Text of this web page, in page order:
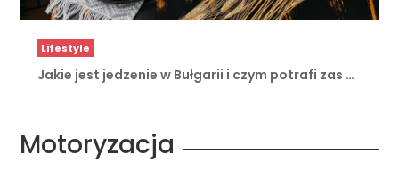
Lifestyle
Jakie jest jedzenie w Bułgarii i czym potrafi zas …
Motoryzacja